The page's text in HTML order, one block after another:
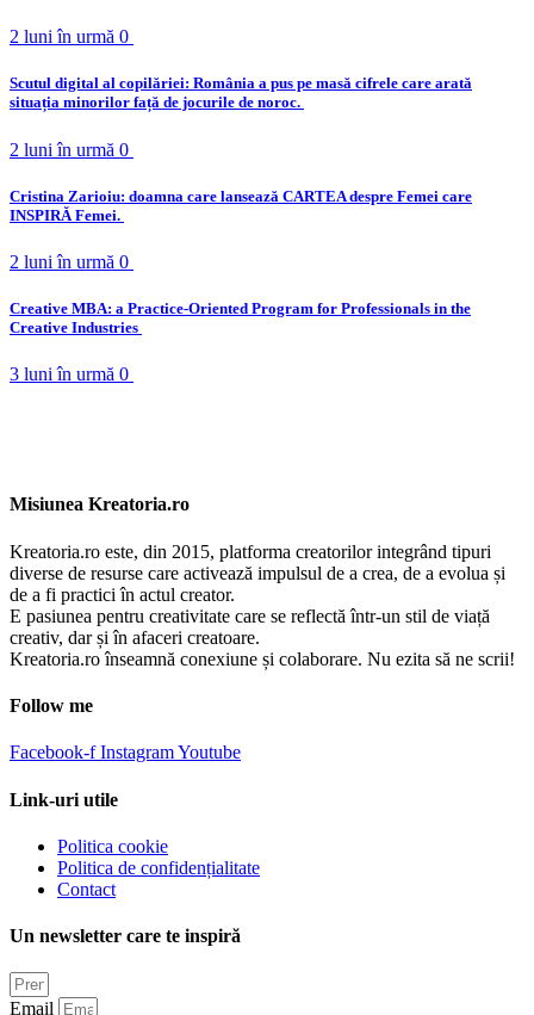
2 luni în urmă 0
Scutul digital al copilăriei: România a pus pe masă cifrele care arată
situația minorilor față de jocurile de noroc.
2 luni în urmă 0
Cristina Zarioiu: doamna care lansează CARTEA despre Femei care
INSPIRĂ Femei.
2 luni în urmă 0
Creative MBA: a Practice‑Oriented Program for Professionals in the
Creative Industries
3 luni în urmă 0
Misiunea Kreatoria.ro
Kreatoria.ro este, din 2015, platforma creatorilor integrând tipuri
diverse de resurse care activează impulsul de a crea, de a evolua și
de a fi practici în actul creator.
E pasiunea pentru creativitate care se reflectă într-un stil de viață
creativ, dar și în afaceri creatoare.
Kreatoria.ro înseamnă conexiune și colaborare. Nu ezita să ne scrii!
Follow me
Facebook-f InstagramYoutube
Link-uri utile
Politica cookie
Politica de confidențialitate
Contact
Un newsletter care te inspiră
Email